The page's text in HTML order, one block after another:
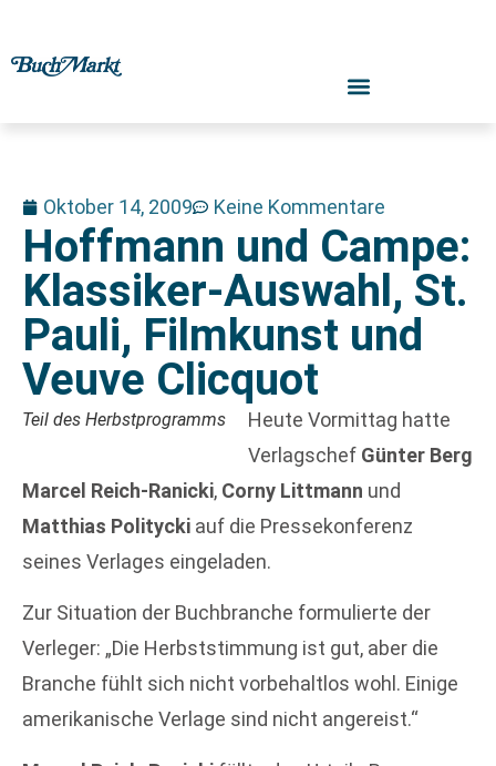
Oktober 14, 2009 Keine Kommentare
Hoffmann und Campe:
Klassiker-Auswahl, St.
Pauli, Filmkunst und
Veuve Clicquot
Teil des Herbstprogramms
Heute Vormittag hatte
Verlagschef Günter Berg
Marcel Reich-Ranicki, Corny Littmann und
Matthias Politycki auf die Pressekonferenz
seines Verlages eingeladen.
Zur Situation der Buchbranche formulierte der
Verleger: „Die Herbststimmung ist gut, aber die
Branche fühlt sich nicht vorbehaltlos wohl. Einige
amerikanische Verlage sind nicht angereist.“